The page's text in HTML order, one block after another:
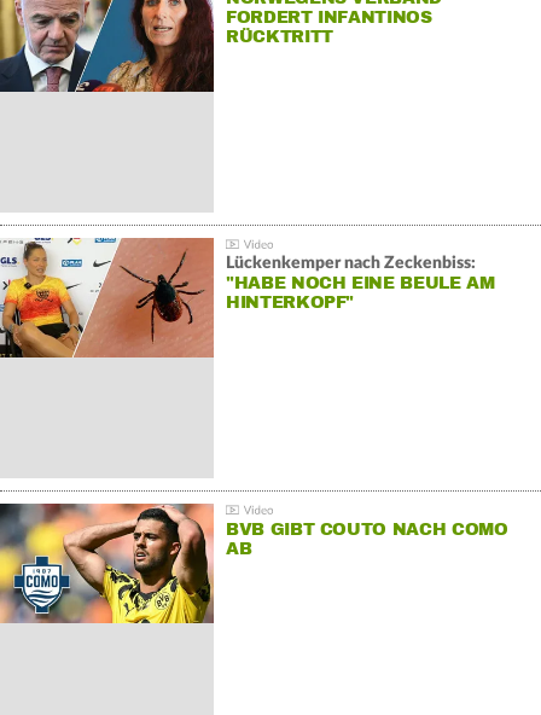
FORDERT INFANTINOS
RÜCKTRITT
Lückenkemper nach Zeckenbiss:
"HABE NOCH EINE BEULE AM
HINTERKOPF"
BVB GIBT COUTO NACH COMO
AB